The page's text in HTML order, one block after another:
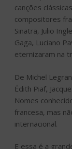
canções
compositores
Sinatra, Julio
Gaga, Luciano
eternizaram na
De Michel
Édith Piaf,
Nomes
francesa, mas
internacional.
E essa é a